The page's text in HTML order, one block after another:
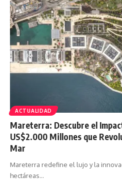
ACTUALIDAD
Mareterra: Descubre el
US$2.000 Millones que
Mar
Mareterra redefine el lujo y la
hectáreas…